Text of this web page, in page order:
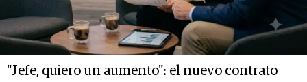
"Jefe, quiero un aumento": el nuevo contrato